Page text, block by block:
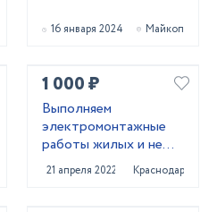
16 января 2024 Майкоп
1 000 ₽
Выполняем
электромонтажные
работы жилых и не
жилых помещений под
ключ. Также объекты
21 апреля 2022 Краснодар